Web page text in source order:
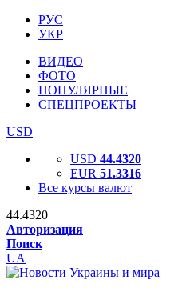
РУС
УКР
ВИДЕО
ФОТО
ПОПУЛЯРНЫЕ
СПЕЦПРОЕКТЫ
USD
USD 44.4320
EUR 51.3316
Все курсы валют
44.4320
Авторизация
Поиск
UA